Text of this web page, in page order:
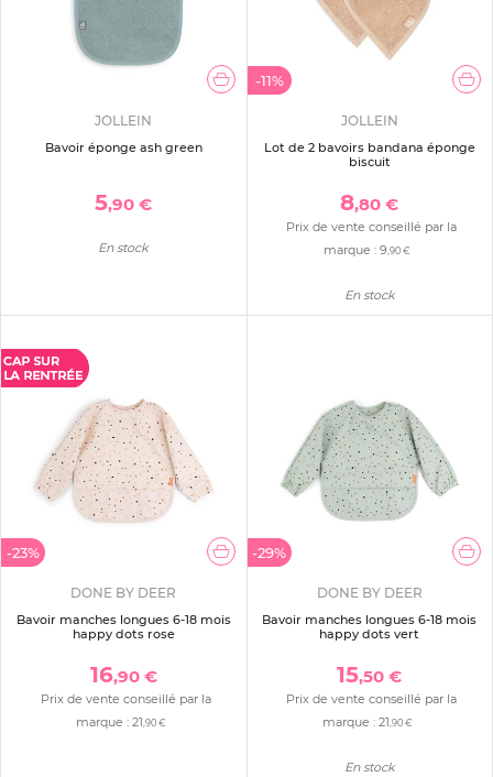
JOLLEIN
Bavoir éponge ash green
5,90 €
En stock
-11%
JOLLEIN
Lot de 2 bavoirs bandana éponge
biscuit
8,80 €
Prix de vente conseillé par la
marque :9,90 €
En stock
-23%
DONE BY DEER
Bavoir manches longues 6-18 mois
happy dots rose
16,90 €
Prix de vente conseillé par la
marque :21,90 €
-29%
DONE BY DEER
Bavoir manches longues 6-18 mois
happy dots vert
15,50 €
Prix de vente conseillé par la
marque : 21,90 €
En stock